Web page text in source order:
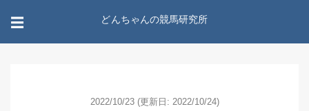
☰ どんちゃんの競馬研究所
2022/10/23 (更新日: 2022/10/24)